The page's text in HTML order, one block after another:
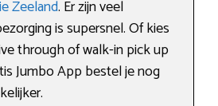
Zeeland. Er zijn veel
is supersnel. Of kies
through of walk-in pick up
Jumbo App bestel je nog